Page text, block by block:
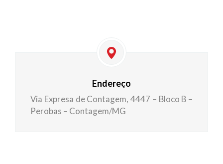
Endereço
Via Expresa de Contagem, 4447 – Bloco B –
Perobas – Contagem/MG